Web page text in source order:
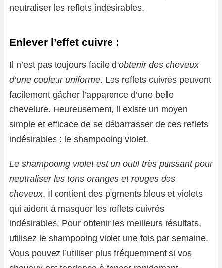
neutraliser les reflets indésirables.
Enlever l’effet cuivre :
Il n’est pas toujours facile d‘obtenir des cheveux
d’une couleur uniforme. Les reflets cuivrés peuvent
facilement gâcher l’apparence d’une belle
chevelure. Heureusement, il existe un moyen
simple et efficace de se débarrasser de ces reflets
indésirables : le shampooing violet.
Le shampooing violet est un outil très puissant pour
neutraliser les tons oranges et rouges des
cheveux. Il contient des pigments bleus et violets
qui aident à masquer les reflets cuivrés
indésirables. Pour obtenir les meilleurs résultats,
utilisez le shampooing violet une fois par semaine.
Vous pouvez l’utiliser plus fréquemment si vos